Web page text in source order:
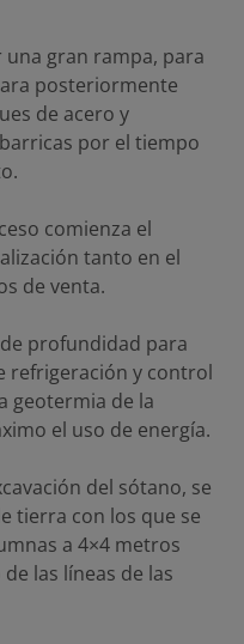
una gran rampa, para
posteriormente
de acero y
por el tiempo
comienza el
tanto en el
de venta.
profundidad para
refrigeración y control
geotermia de la
el uso de energía.
del sótano, se
tierra con los que se
a 4×4 metros
las líneas de las